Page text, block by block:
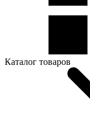
Каталог товаров